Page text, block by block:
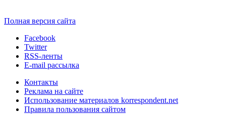
Полная версия сайта
Facebook
Twitter
RSS-ленты
E-mail рассылка
Контакты
Реклама на сайте
Использование материалов korrespondent.net
Правила пользования сайтом